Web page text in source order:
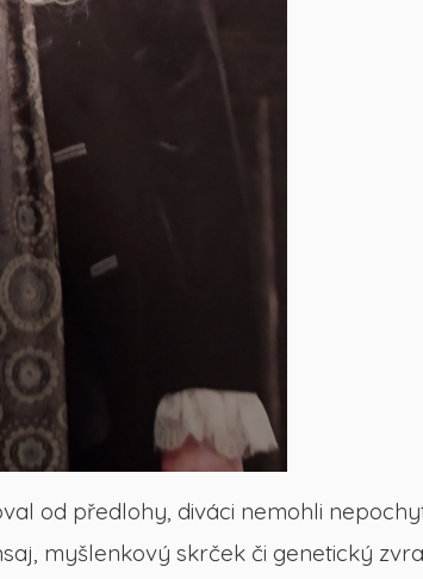
od předlohy, diváci nemohli
myšlenkový skrček či genetický